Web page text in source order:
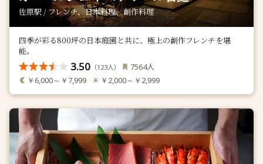
佐原駅 / フレンチ、日本料理、創作料理
四季が彩る800坪の日本庭園と共に、極上の創作フレンチを堪
能。
3.50 （123人） 7564人
￥6,000～￥7,999 ￥2,000～￥2,999